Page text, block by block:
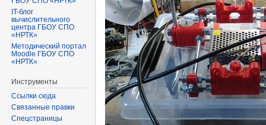
IT-блог
вычислительного
центра ГБОУ СПО
«НРТК»
Методический портал
Moodle ГБОУ СПО
«НРТК»
Инструменты
Ссылки сюда
Связанные правки
Спецстраницы